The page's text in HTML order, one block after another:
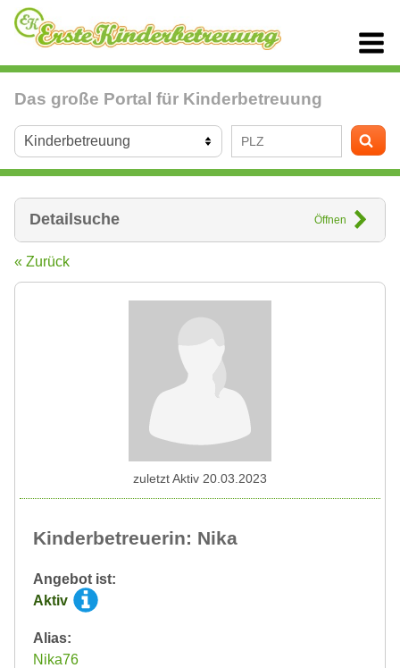
Das große Portal für Kinderbetreuung
Detailsuche Öffnen
« Zurück
Kinderbetreuerin: Nika
Angebot ist:
Aktiv
Alias:
Nika76
zuletzt Aktiv 20.03.2023